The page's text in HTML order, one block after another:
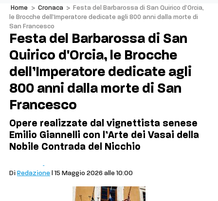
Home > Cronaca >
Festa del Barbarossa di San Quirico d’Orcia,
le Brocche dell’Imperatore dedicate agli 800 anni dalla morte di
San Francesco
Festa del Barbarossa di San
Quirico d'Orcia, le Brocche
dell’Imperatore dedicate agli
800 anni dalla morte di San
Francesco
Opere realizzate dal vignettista senese
Emilio Giannelli con l’Arte dei Vasai della
Nobile Contrada del Nicchio
Di Redazione | 15 Maggio 2026 alle 10:00